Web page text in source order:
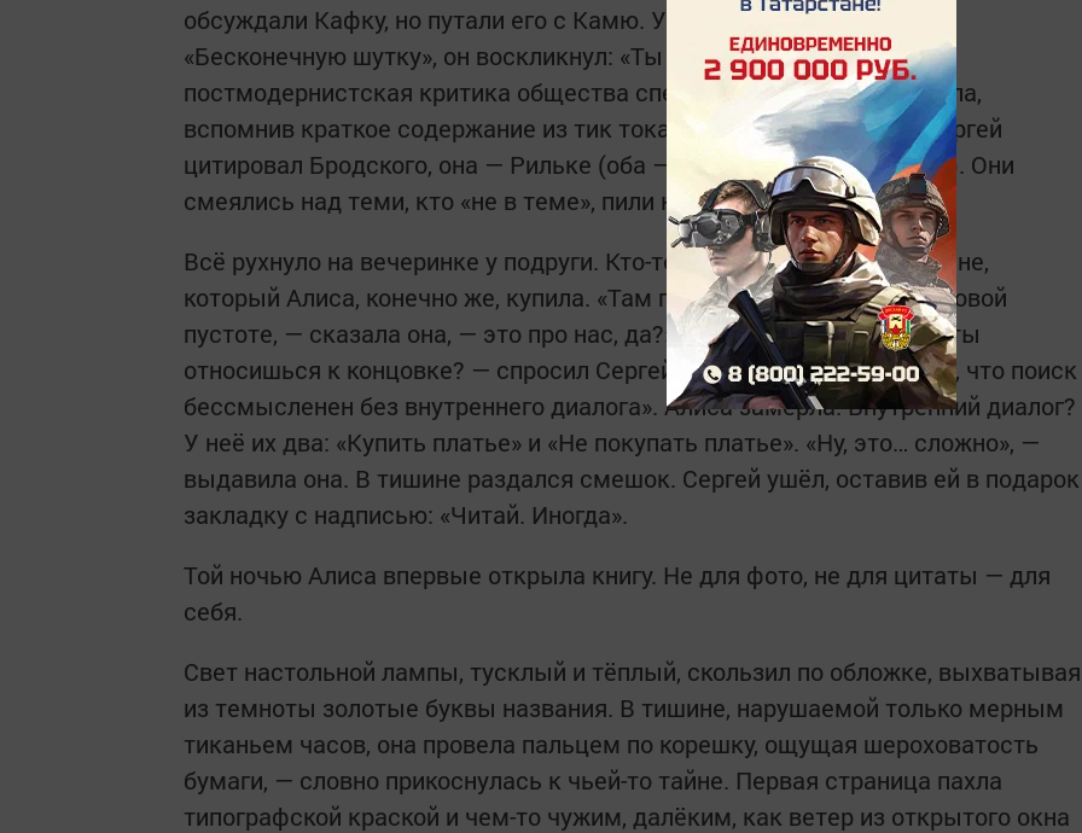
обсуждали Кафку, но путали его с Камю. Увидев на полке Алисы
«Бесконечную шутку», он воскликнул: «Ты же понимаешь, что это
постмодернистская критика общества спектакля!» Девушка кивнула,
вспомнив краткое содержание из тик тока. Завязался разговор. Сергей
цитировал Бродского, она — Рильке (оба — по обложкам сборников). Они
смеялись над теми, кто «не в теме», пили крафтовое пиво.
Всё рухнуло на вечеринке у подруги. Кто-то заговорил о новом романе,
который Алиса, конечно же, купила. «Там герой ищет смысл в цифровой
пустоте, — сказала она, — это про нас, да?» Толпа закивала. «А как ты
относишься к концовке? — спросил Сергей. — Ведь автор намекает, что поиск
бессмысленен без внутреннего диалога». Алиса замерла. Внутренний диалог?
У неё их два: «Купить платье» и «Не покупать платье». «Ну, это… сложно», —
выдавила она. В тишине раздался смешок. Сергей ушёл, оставив ей в подарок
закладку с надписью: «Читай. Иногда».
Той ночью Алиса впервые открыла книгу. Не для фото, не для цитаты — для
себя.
Свет настольной лампы, тусклый и тёплый, скользил по обложке, выхватывая
из темноты золотые буквы названия. В тишине, нарушаемой только мерным
тиканьем часов, она провела пальцем по корешку, ощущая шероховатость
бумаги, — словно прикоснулась к чьей-то тайне. Первая страница пахла
типографской краской и чем-то чужим, далёким, как ветер из открытого окна